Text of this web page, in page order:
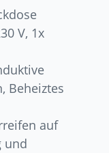
V, 1x
Beheiztes
auf
und